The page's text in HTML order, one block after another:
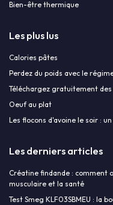
Bien-être thermique
Les plus lus
Calories pâtes
Perdez du poids avec le
Téléchargez gratuitement
Oeuf au plat
Les flocons d'avoine le soir :
Les derniers articles
Créatine findande : comment
musculaire et la santé
Test Smeg KLF03SBMEU : la